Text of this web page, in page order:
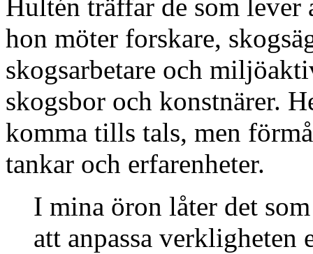
Hultén träffar de som lever
hon möter forskare,
skogsarbetare och
skogsbor och konstnärer.
komma tills tals, men
tankar och erfarenheter.
I mina öron låter det
att anpassa